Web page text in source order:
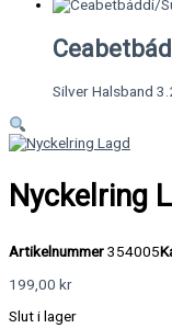
Silver Halsband
Nyckelring
Artikelnummer354005
199,00 kr
Slut i lager